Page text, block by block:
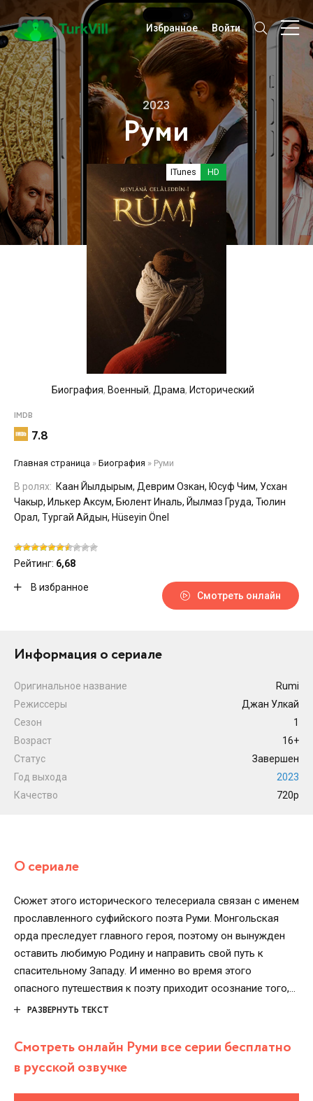
Избранное Войти
Руми
ITunes HD
2023
Биография, Военный, Драма, Исторический
IMDB
7.8
Главная страница » Биография » Руми
В ролях: Каан Йылдырым, Деврим Озкан, Юсуф Чим, Усхан
Чакыр, Илькер Аксум, Бюлент Иналь, Йылмаз Груда, Тюлин
Орал, Тургай Айдын, Hüseyin Önel
Рейтинг: 6,68
В избранное
Смотреть онлайн
Информация о сериале
Оригинальное название
Rumi
Режиссеры
Джан Улкай
Сезон
1
Возраст
16+
Статус
Завершен
Год выхода
2023
Качество
720p
О сериале
Сюжет этого исторического телесериала связан с именем
прославленного суфийского поэта Руми. Монгольская
орда преследует главного героя, поэтому он вынужден
оставить любимую Родину и направить свой путь к
спасительному Западу. И именно во время этого
опасного путешествия к поэту приходит осознание того,
что настоящее благоденствие состоит лишь только в
случае человек может обрести все блага мира, о которых
грезил. Но сможет ли Руми достичь новых целей?
РАЗВЕРНУТЬ ТЕКСТ
Смотреть онлайн Руми все серии бесплатно
в русской озвучке